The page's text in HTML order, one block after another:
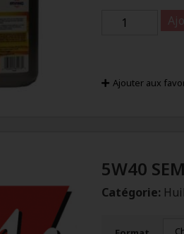
Ajouter aux
5W40
Catégorie: